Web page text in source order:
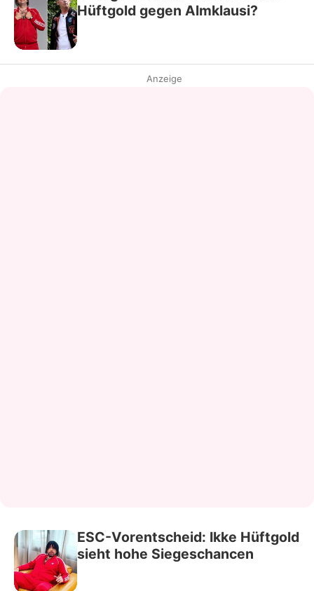
Hüftgold gegen Almklausi?
Anzeige
ESC-Vorentscheid: Ikke Hüftgold
sieht hohe Siegeschancen